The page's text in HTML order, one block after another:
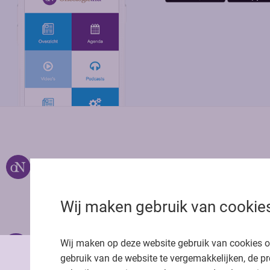
Wij maken gebruik van
Wij maken op deze website gebruik van cookies
gebruik van de website te vergemakkelijken, de
Privacy statement
Cookie
Richtlijnen